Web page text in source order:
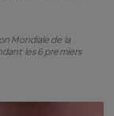
Mondiale de la
les 6 premiers